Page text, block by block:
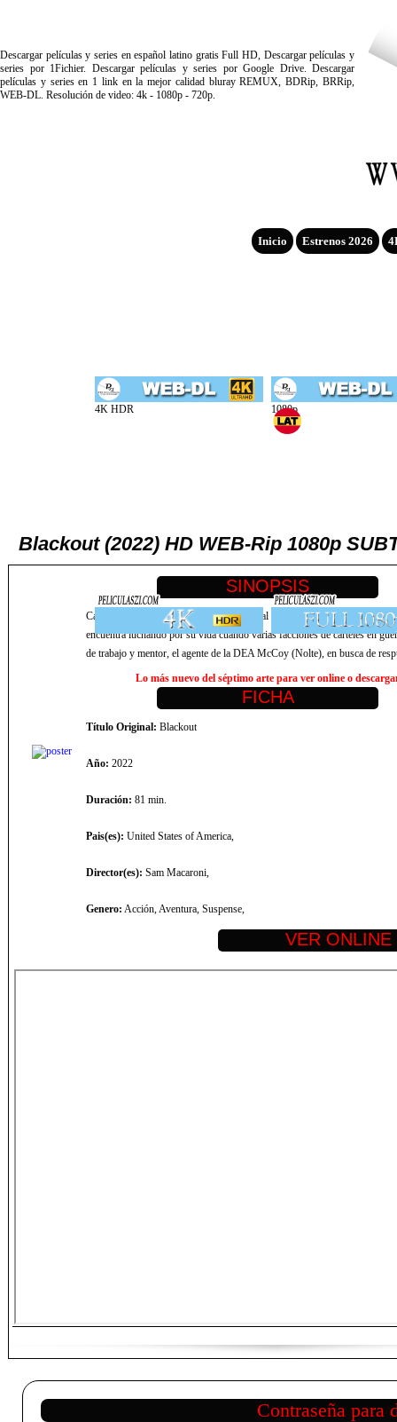
Descargar películas y series en español latino gratis Full HD, Descargar películas y
series por 1Fichier. Descargar películas y series por Google Drive. Descargar
películas y series en 1 link en la mejor calidad bluray REMUX, BDRip, BRRip,
WEB-DL. Resolución de video: 4k - 1080p - 720p.
Inicio Estrenos 2026
Blackout (2022) HD WEB-Rip 1080p
Cain (Duhamel), se despierta en un hospital mexicano sin tener
encuentra luchando por su vida cuando varias facciones de cárteles en
de trabajo y mentor, el agente de la DEA McCoy (Nolte), en busca de
Lo más nuevo del séptimo arte para ver online o
Título Original: Blackout
Año: 2022
Duración: 81 min.
Pais(es): United States of America,
Director(es): Sam Macaroni,
Genero: Acción, Aventura, Suspense,
Contraseña para